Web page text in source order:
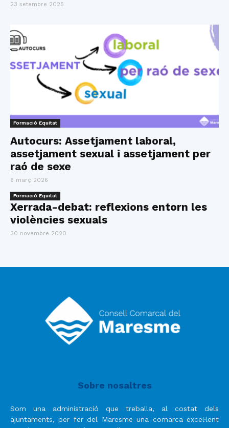
23 setembre 2025
Formació Equitat
Autocurs: Assetjament laboral,
assetjament sexual i assetjament per
raó de sexe
6 març 2026
Formació Equitat
Xerrada-debat: reflexions entorn les
violències sexuals
30 novembre 2020
Sobre nosaltres
Som una administració que treballa, al costat dels
ajuntaments, per fer del Maresme una comarca excel·lent